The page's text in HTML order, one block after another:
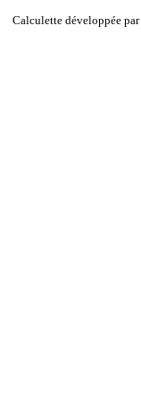
Calculette développée par